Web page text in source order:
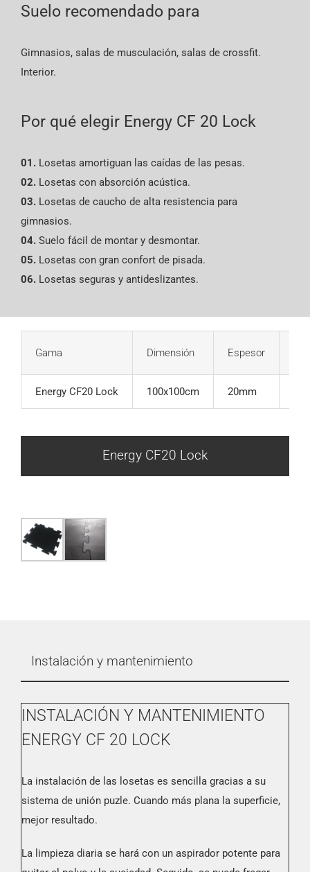
Suelo recomendado para
Gimnasios, salas de musculación, salas de crossfit.
Interior.
Por qué elegir Energy CF 20 Lock
01. Losetas amortiguan las caídas de las pesas.
02. Losetas con absorción acústica.
03. Losetas de caucho de alta resistencia para
gimnasios.
04. Suelo fácil de montar y desmontar.
05. Losetas con gran confort de pisada.
06. Losetas seguras y antideslizantes.
Gama Dimensión Espesor
Energy CF20 Lock 100x100cm 20mm
Energy CF20 Lock
Instalación y mantenimiento
INSTALACIÓN Y MANTENIMIENTO
ENERGY CF 20 LOCK
La instalación de las losetas es sencilla gracias a su
sistema de unión puzle. Cuando más plana la superficie,
mejor resultado.
La limpieza diaria se hará con un aspirador potente para